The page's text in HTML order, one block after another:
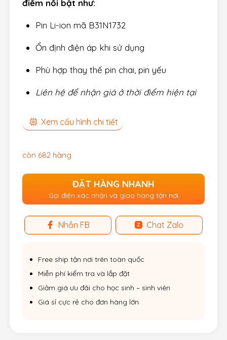
điểm nổi bật như:
Pin Li-ion mã B31N1732
Ổn định điện áp khi sử dụng
Phù hợp thay thế pin chai, pin yếu
Liên hệ để nhận giá ở thời điểm hiện tại
Xem cấu hình chi tiết
còn 682 hàng
ĐẶT HÀNG NHANH
Gọi điện xác nhận và giao hàng tận nơi
Nhắn FB Chat Zalo
Free ship tận nơi trên toàn quốc
Miễn phí kiểm tra và lắp đặt
Giảm giá ưu đãi cho học sinh – sinh viên
Giá sỉ cực rẻ cho đơn hàng lớn